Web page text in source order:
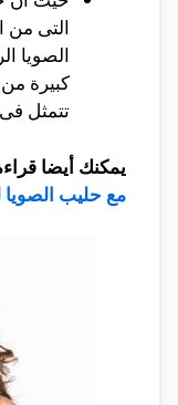
التى
الصويا
كبيرة من
تتمثل فى
يمكنك أيضا
مع حليب الصويا